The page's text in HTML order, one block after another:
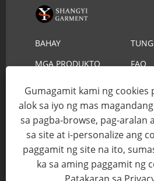
BAHAY
MGA PRODUKTO
FAQ
MAKIPAG-UGNAYAN SA
AMIN
Copyright © 2022 YIWU SHANGYI
Lifeguard Straw Hat, Cowboy
Reserved.
Gumagamit kami ng cookies
alok sa iyo ng mas
sa pagba-browse, pag-aralan
sa site at i-personalize ang
paggamit ng site na ito,
ka sa aming paggamit ng